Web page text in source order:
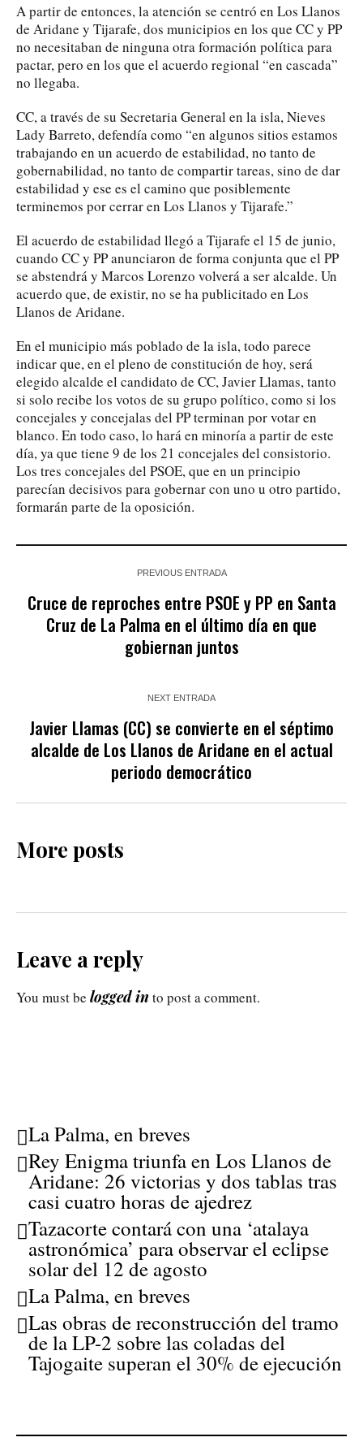
A partir de entonces, la atención se centró en Los Llanos
de Aridane y Tijarafe, dos municipios en los que CC y PP
no necesitaban de ninguna otra formación política para
pactar, pero en los que el acuerdo regional “en cascada”
no llegaba.
CC, a través de su Secretaria General en la isla, Nieves
Lady Barreto, defendía como “en algunos sitios estamos
trabajando en un acuerdo de estabilidad, no tanto de
gobernabilidad, no tanto de compartir tareas, sino de dar
estabilidad y ese es el camino que posiblemente
terminemos por cerrar en Los Llanos y Tijarafe.”
El acuerdo de estabilidad llegó a Tijarafe el 15 de junio,
cuando CC y PP anunciaron de forma conjunta que el PP
se abstendrá y Marcos Lorenzo volverá a ser alcalde. Un
acuerdo que, de existir, no se ha publicitado en Los
Llanos de Aridane.
En el municipio más poblado de la isla, todo parece
indicar que, en el pleno de constitución de hoy, será
elegido alcalde el candidato de CC, Javier Llamas, tanto
si solo recibe los votos de su grupo político, como si los
concejales y concejalas del PP terminan por votar en
blanco. En todo caso, lo hará en minoría a partir de este
día, ya que tiene 9 de los 21 concejales del consistorio.
Los tres concejales del PSOE, que en un principio
parecían decisivos para gobernar con uno u otro partido,
formarán parte de la oposición.
PREVIOUS ENTRADA
Cruce de reproches entre PSOE y PP en Santa
Cruz de La Palma en el último día en que
gobiernan juntos
NEXT ENTRADA
Javier Llamas (CC) se convierte en el séptimo
alcalde de Los Llanos de Aridane en el actual
periodo democrático
More posts
Leave a reply
You must be logged in to post a comment.
La Palma, en breves
Rey Enigma triunfa en Los Llanos de
Aridane: 26 victorias y dos tablas tras
casi cuatro horas de ajedrez
Tazacorte contará con una ‘atalaya
astronómica’ para observar el eclipse
solar del 12 de agosto
La Palma, en breves
Las obras de reconstrucción del tramo
de la LP-2 sobre las coladas del
Tajogaite superan el 30% de ejecución